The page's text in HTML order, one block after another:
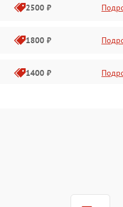
2500 ₽
1800 ₽
1400 ₽